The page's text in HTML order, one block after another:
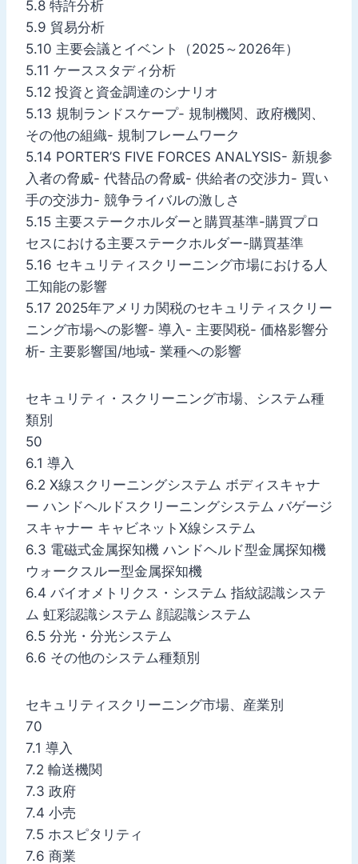
5.8 特許分析
5.9 貿易分析
5.10 主要会議とイベント（2025～2026年）
5.11 ケーススタディ分析
5.12 投資と資金調達のシナリオ
5.13 規制ランドスケープ- 規制機関、政府機関、
その他の組織- 規制フレームワーク
5.14 PORTER’S FIVE FORCES ANALYSIS- 新規参
入者の脅威- 代替品の脅威- 供給者の交渉力- 買い
手の交渉力- 競争ライバルの激しさ
5.15 主要ステークホルダーと購買基準-購買プロ
セスにおける主要ステークホルダー-購買基準
5.16 セキュリティスクリーニング市場における人
工知能の影響
5.17 2025年アメリカ関税のセキュリティスクリー
ニング市場への影響- 導入- 主要関税- 価格影響分
析- 主要影響国/地域- 業種への影響
セキュリティ・スクリーニング市場、システム種
類別
50
6.1 導入
6.2 X線スクリーニングシステム ボディスキャナ
ー ハンドヘルドスクリーニングシステム バゲージ
スキャナー キャビネットX線システム
6.3 電磁式金属探知機 ハンドヘルド型金属探知機
ウォークスルー型金属探知機
6.4 バイオメトリクス・システム 指紋認識システ
ム 虹彩認識システム 顔認識システム
6.5 分光・分光システム
6.6 その他のシステム種類別
セキュリティスクリーニング市場、産業別
70
7.1 導入
7.2 輸送機関
7.3 政府
7.4 小売
7.5 ホスピタリティ
7.6 商業